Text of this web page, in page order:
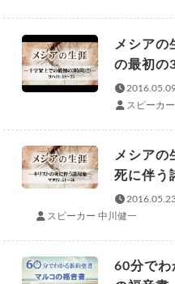
メシア
の最初の
スピーカ
メシア
死に伴う
スピーカー 中川健一
60分でわ